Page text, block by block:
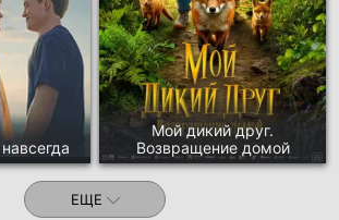
Мой дикий друг.
Возвращение домой
ЕЩЕ